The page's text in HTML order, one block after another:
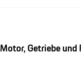
Motor, Getriebe und